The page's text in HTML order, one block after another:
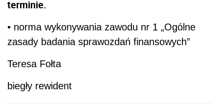
terminie.
• norma wykonywania zawodu nr 1 „Ogólne
zasady badania sprawozdań finansowych”
Teresa Fołta
biegły rewident